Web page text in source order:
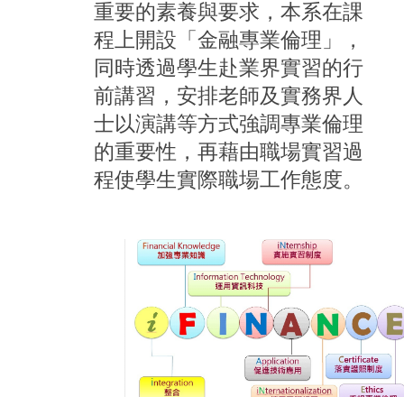
重要的素養與要求，本系在課
程上開設「金融專業倫理」，
同時透過學生赴業界實習的行
前講習，安排老師及實務界人
士以演講等方式強調專業倫理
的重要性，再藉由職場實習過
程使學生實際職場工作態度。